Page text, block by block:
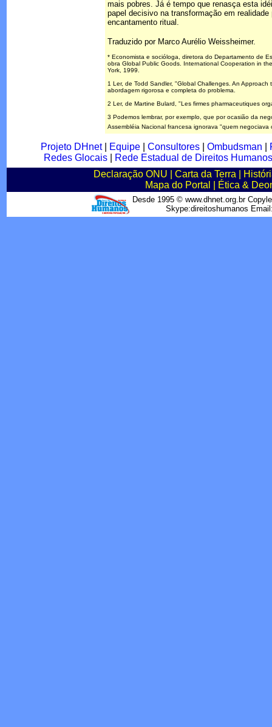
mais pobres. Já é tempo que renasça esta
papel decisivo na transformação em
encantamento ritual.
Traduzido por Marco Aurélio Weissheimer.
* Economista e socióloga, diretora do Departamento de
obra Global Public Goods. International Cooperation in
York, 1999.
1 Ler, de Todd Sandler, "Global Challenges. An
abordagem rigorosa e completa do problema.
2 Ler, de Martine Bulard, "Les firmes pharmaceutiques
3 Podemos lembrar, por exemplo, que por ocasião da
Assembléia Nacional francesa ignorava "quem
Projeto DHnet| Equipe| Consultores| Ombudsman
Redes Glocais|
Rede Estadual de Direitos
Declaração ONU
Carta da Terra
Mapa do Portal
Ética &
Desde 1995 © www.dhnet.org.br
Skype:direitoshumanos